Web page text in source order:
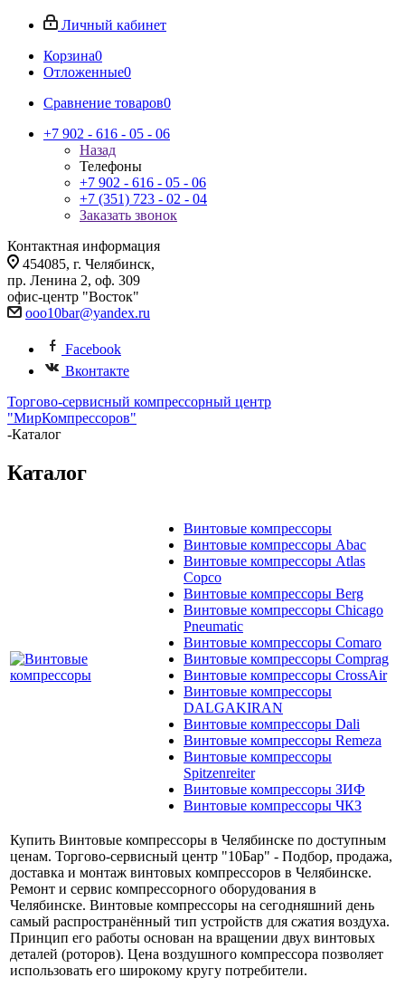
Личный кабинет
Корзина0
Отложенные0
Сравнение товаров0
+7 902 - 616 - 05 - 06
Назад
Телефоны
+7 902 - 616 - 05 - 06
+7 (351) 723 - 02 - 04
Заказать звонок
Контактная информация
454085, г. Челябинск,
пр. Ленина 2, оф. 309
офис-центр "Восток"
ooo10bar@yandex.ru
Facebook
Вконтакте
Торгово-сервисный компрессорный центр
"МирКомпрессоров"
-Каталог
Каталог
Винтовые компрессоры
Винтовые компрессоры Abac
Винтовые компрессоры Atlas
Copco
Винтовые компрессоры Berg
Винтовые компрессоры Chicago
Pneumatic
Винтовые компрессоры Comaro
Винтовые компрессоры Comprag
Винтовые компрессоры CrossAir
Винтовые компрессоры
DALGAKIRAN
Винтовые компрессоры Dali
Винтовые компрессоры Remeza
Винтовые компрессоры
Spitzenreiter
Винтовые компрессоры ЗИФ
Винтовые компрессоры ЧКЗ
Купить Винтовые компрессоры в Челябинске по доступным
ценам. Торгово-сервисный центр "10Бар" - Подбор, продажа,
доставка и монтаж винтовых компрессоров в Челябинске.
Ремонт и сервис компрессорного оборудования в
Челябинске. Винтовые компрессоры на сегодняшний день
самый распространённый тип устройств для сжатия воздуха.
Принцип его работы основан на вращении двух винтовых
деталей (роторов). Цена воздушного компрессора позволяет
использовать его широкому кругу потребители.